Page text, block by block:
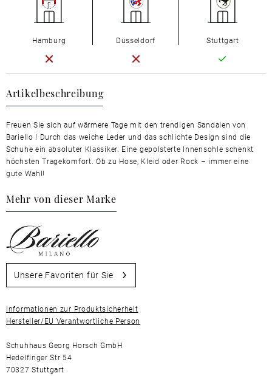
Artikelbeschreibung
Freuen Sie sich auf wärmere Tage mit den trendigen Sandalen von
Bariello ! Durch das weiche Leder und das schlichte Design sind die
Schuhe ein absoluter Klassiker. Eine gepolsterte Innensohle schenkt
höchsten Tragekomfort. Ob zu Hose, Kleid oder Rock – immer eine
gute Wahl!
Mehr von dieser Marke
Unsere Favoriten für Sie
Informationen zur Produktsicherheit
Hersteller/EU Verantwortliche Person
Schuhhaus Georg Horsch GmbH
Hedelfinger Str 54
70327 Stuttgart
Hamburg Düsseldorf Stuttgart